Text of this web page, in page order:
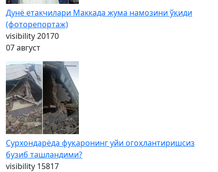
Дунё етакчилари Маккада жума намозини ўқиди
(фоторепортаж)
visibility20170
07 август
Сурхондарёда фуқаронинг уйи огоҳлантиришсиз
бузиб ташландими?
visibility 15817